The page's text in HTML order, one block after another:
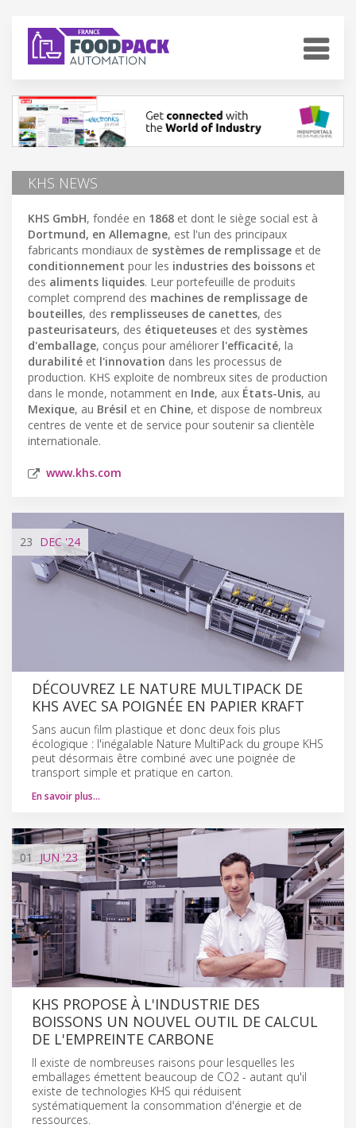
KHS NEWS
KHS GmbH, fondée en 1868 et dont le siège social est à
Dortmund, en Allemagne, est l'un des principaux
fabricants mondiaux de systèmes de remplissage et de
conditionnement pour les industries des boissons et
des aliments liquides. Leur portefeuille de produits
complet comprend des machines de remplissage de
bouteilles, des remplisseuses de canettes, des
pasteurisateurs, des étiqueteuses et des systèmes
d'emballage, conçus pour améliorer l'efficacité, la
durabilité et l'innovation dans les processus de
production. KHS exploite de nombreux sites de production
dans le monde, notamment en Inde, aux États-Unis, au
Mexique, au Brésil et en Chine, et dispose de nombreux
centres de vente et de service pour soutenir sa clientèle
internationale.
www.khs.com
23 DEC'24
DÉCOUVREZ LE NATURE MULTIPACK DE
KHS AVEC SA POIGNÉE EN PAPIER KRAFT
Sans aucun film plastique et donc deux fois plus
écologique : l'inégalable Nature MultiPack du groupe KHS
peut désormais être combiné avec une poignée de
transport simple et pratique en carton.
En savoir plus…
01 JUN'23
KHS PROPOSE À L'INDUSTRIE DES
BOISSONS UN NOUVEL OUTIL DE CALCUL
DE L'EMPREINTE CARBONE
Il existe de nombreuses raisons pour lesquelles les
emballages émettent beaucoup de CO2 - autant qu'il
existe de technologies KHS qui réduisent
systématiquement la consommation d'énergie et de
ressources.